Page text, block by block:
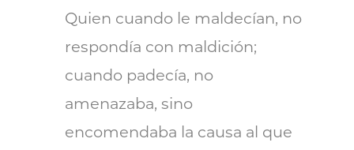
Quien cuando le maldecían, no
respondía con maldición;
cuando padecía, no
amenazaba, sino
encomendaba la causa al que